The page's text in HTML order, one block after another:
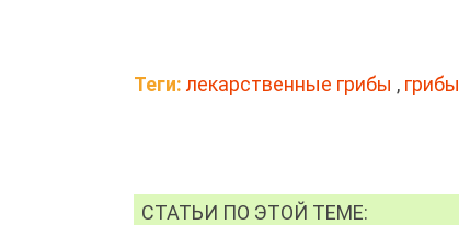
Теги: лекарственные грибы , грибы
СТАТЬИ ПО ЭТОЙ ТЕМЕ: